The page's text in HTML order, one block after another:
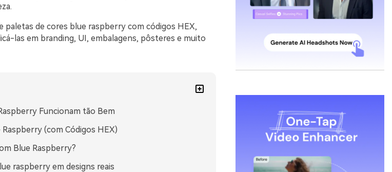
paletas de cores blue raspberry com códigos HEX,
las em branding, UI, embalagens, pôsteres e muito
Funcionam tão Bem
Raspberry (com Códigos HEX)
Blue Raspberry?
raspberry em designs reais